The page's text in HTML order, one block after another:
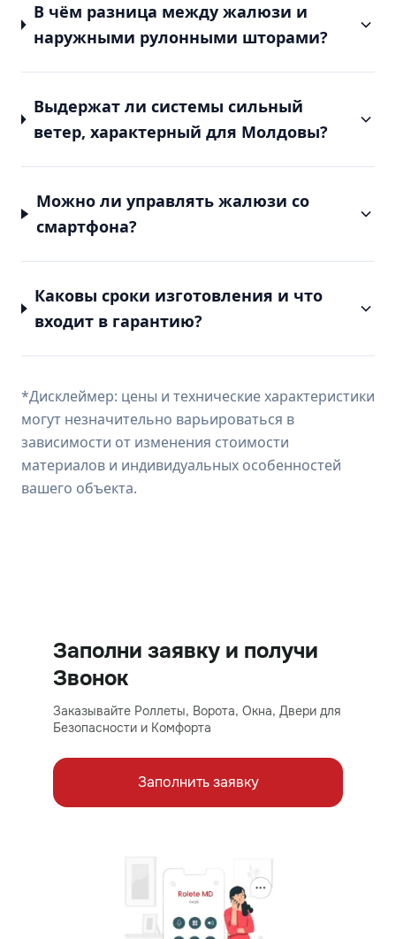
В чём разница между жалюзи и
наружными рулонными шторами?
Выдержат ли системы сильный
ветер, характерный для Молдовы?
Можно ли управлять жалюзи со
смартфона?
Каковы сроки изготовления и что
входит в гарантию?
*Дисклеймер: цены и технические характеристики
могут незначительно варьироваться в
зависимости от изменения стоимости
материалов и индивидуальных особенностей
вашего объекта.
Заполни заявку и получи
Звонок
Заказывайте Роллеты, Ворота, Окна, Двери для
Безопасности и Комфорта
Заполнить заявку